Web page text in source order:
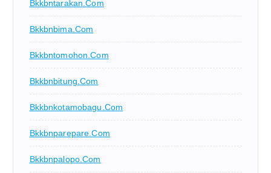
Bkkbntarakan.com
Bkkbnbima.com
Bkkbntomohon.com
Bkkbnbitung.com
Bkkbnkotamobagu.com
Bkkbnparepare.com
Bkkbnpalopo.com